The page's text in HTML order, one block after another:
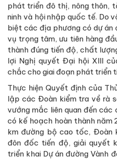
phát triển đô thị, nông thôn,
ninh và hội nhập quốc tế. Do
biệt các địa phương có dự án
vụ trọng tâm, ưu tiên hàng
thành đúng tiến độ, chất
lợi Nghị quyết Đại hội XIII
chắc cho giai đoạn phát triển
Thực hiện Quyết định của
lập các Đoàn kiểm tra về rà
vướng mắc liên quan đến
có kế hoạch hoàn thành
km đường bộ cao tốc, Đoàn
đôn đốc tiến độ, giải quyết
triển khai Dự án đường Vành